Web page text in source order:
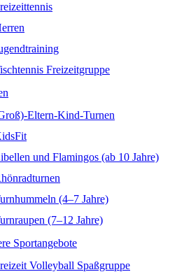
Freizeitgruppe
Eltern-Kind-Turnen
und Flamingos (ab 10 Jahre)
(4–7 Jahre)
(7–12 Jahre)
Sportangebote
Volleyball Spaßgruppe